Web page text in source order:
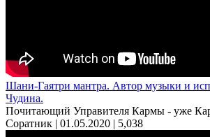
Шани-Гаятри мантра. Автор музыки и
Чудина.
Почитающий Управителя Кармы - уже
Соратник | 01.05.2020 | 5,038